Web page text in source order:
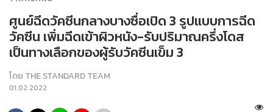
ศูนย์ฉีดวัคซีนกลางบางซื่อเปิด 3 รูปแบบการฉีด
วัคซีน เพิ่มฉีดเข้าผิวหนัง-รับปริมาณครึ่งโดส
เป็นทางเลือกของผู้รับวัคซีนเข็ม 3
โดย THE STANDARD TEAM
01.02.2022